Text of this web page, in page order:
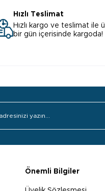
Hızlı Teslimat
Hızlı kargo ve teslimat ile
bir gün içerisinde kargoda!
Önemli Bilgiler